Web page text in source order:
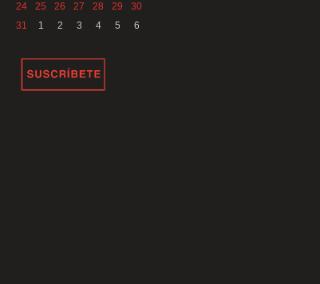
24
25 26 27 28 29
30
31
1 2 3 4 5 6